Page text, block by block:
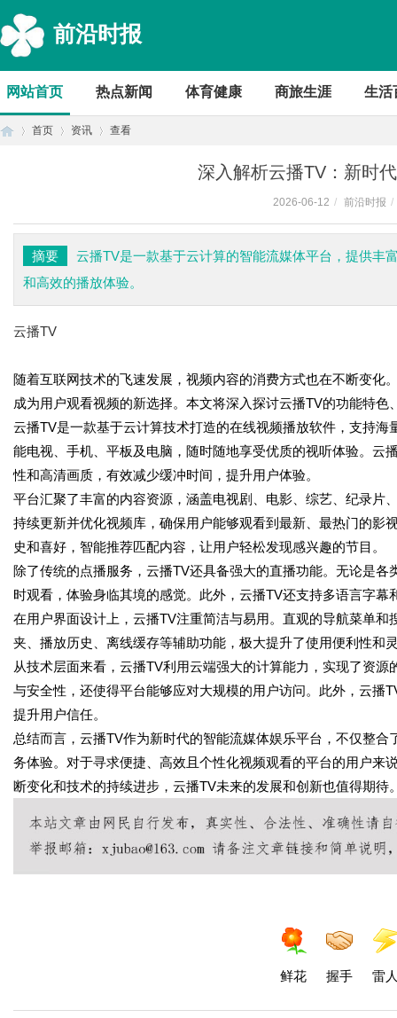
前沿时报
网站首页 热点新闻 体育健康 商旅生涯 生活
首页 资讯 查看
深入解析云播TV：新时
2026-06-12 / 前沿时报 /
摘要
云播TV是一款基于云计算的智能流媒体平台，提供丰
和高效的播放体验。
云播TV
随着互联网技术的飞速发展，视频内容的消费方式也在不断变
成为用户观看视频的新选择。本文将深入探讨云播TV的功能特
云播TV是一款基于云计算技术打造的在线视频播放软件，支持
能电视、手机、平板及电脑，随时随地享受优质的视听体验。云
性和高清画质，有效减少缓冲时间，提升用户体验。
平台汇聚了丰富的内容资源，涵盖电视剧、电影、综艺、纪录片
持续更新并优化视频库，确保用户能够观看到最新、最热门的影
史和喜好，智能推荐匹配内容，让用户轻松发现感兴趣的节目。
除了传统的点播服务，云播TV还具备强大的直播功能。无论是
时观看，体验身临其境的感觉。此外，云播TV还支持多语言字
在用户界面设计上，云播TV注重简洁与易用。直观的导航菜单
夹、播放历史、离线缓存等辅助功能，极大提升了使用便利性和
从技术层面来看，云播TV利用云端强大的计算能力，实现了资
与安全性，还使得平台能够应对大规模的用户访问。此外，云播
提升用户信任。
总结而言，云播TV作为新时代的智能流媒体娱乐平台，不仅整
务体验。对于寻求便捷、高效且个性化视频观看的平台的用户来
断变化和技术的持续进步，云播TV未来的发展和创新也值得期待
鲜花 握手 雷